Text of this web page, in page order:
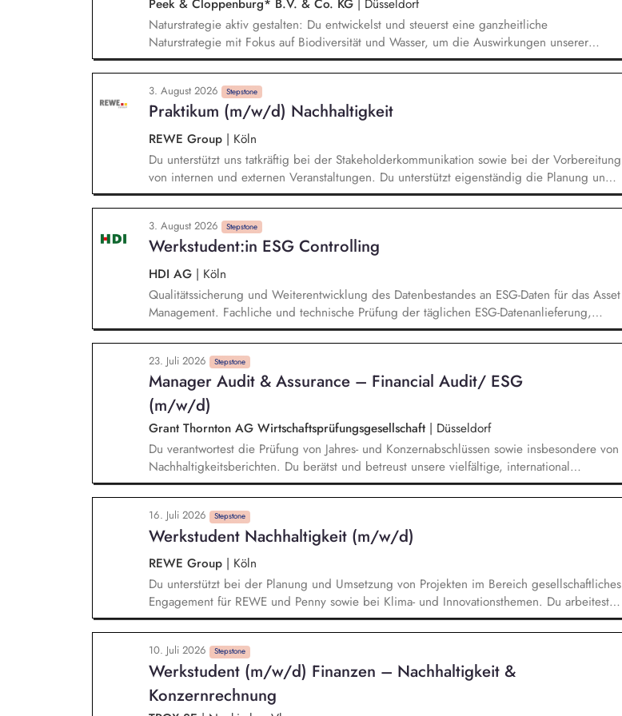
the implementation status of sustainability standards across the supply chain.
Peek & Cloppenburg* B.V. & Co. KG | Düsseldorf
Naturstrategie aktiv gestalten: Du entwickelst und steuerst eine ganzheitliche
Naturstrategie mit Fokus auf Biodiversität und Wasser, um die Auswirkungen unserer
Unternehmensgruppe auf natürliche Ökosysteme gezielt zu minimieren. Risiken und
Chancen analysieren: Du identifizierst sowie bewertest naturbezogene Auswirkungen,
Risiken und Abhängigkeiten entlang unserer gesamten Wertschöpfungskette und leitest
daraus wirksame Maßnahmen ab. Ziele und KPIs steuern: Du definierst klare Ziele,
Messgrößen und Maßnahmenpläne und setzt diese in enger Zusammenarbeit mit den
relevanten Fachbereichen erfolgreich um.
3. August 2026 Stepstone
Praktikum (m/w/d) Nachhaltigkeit
REWE Group | Köln
Du unterstützt uns tatkräftig bei der Stakeholderkommunikation sowie bei der Vorbereitung
von internen und externen Veranstaltungen. Du unterstützt eigenständig die Planung und
Durchführung von Projekten im Kontext Nachhaltigkeit. Bei der Mitarbeit im Rahmen der
Nachhaltigkeitsberichtserstattung. Mitwirkung bei der Planung und Durchführung von
Nachhaltigkeitsprojekten (z.B. durch die Erstellung von Präsentationen,
Projektdokumentationen und Analysen sowie durch die Vorbereitung und Begleitung
interner Termine).
3. August 2026 Stepstone
Werkstudent:in ESG Controlling
HDI AG | Köln
Qualitätssicherung und Weiterentwicklung des Datenbestandes an ESG-Daten für das Asset
Management. Fachliche und technische Prüfung der täglichen ESG-Datenanlieferung,
Analyse von Auffälligkeiten. Erstellung und Weiterentwicklung von Ausschlusslisten für die
Kapitalanlage anhand von ESG-Kriterien. Erstellung von Kunden-Reports auf Grundlage
von ESG-Daten. Unterstützung bei regulatorischen Meldungen im ESG-Umfeld. Analyse
und Research im ESG-Umfeld.
23. Juli 2026 Stepstone
Manager Audit & Assurance – Financial Audit/ ESG
(m/w/d)
Grant Thornton AG Wirtschaftsprüfungsgesellschaft | Düsseldorf
Du verantwortest die Prüfung von Jahres- und Konzernabschlüssen sowie insbesondere von
Nachhaltigkeitsberichten. Du berätst und betreust unsere vielfältige, international
ausgerichtete Mandantschaft bei der Implementierung von Prozessen und der Erstellung
von Nachhaltigkeitsberichten. Du verantwortest prüfungsnahe Beratungsprojekte mit dem
Schwerpunkt Nachhaltigkeit. Du bringst Dein Fachwissen in nationalen und internationalen
(GT-)Gremien ein.
16. Juli 2026 Stepstone
Werkstudent Nachhaltigkeit (m/w/d)
REWE Group | Köln
Du unterstützt bei der Planung und Umsetzung von Projekten im Bereich gesellschaftliches
Engagement für REWE und Penny sowie bei Klima- und Innovationsthemen. Du arbeitest
aktiv bei der internen und externen Kommunikation zu unseren Projekten mit. Du erstellst
Analysen, Präsentationen und Entscheidungsvorlagen und bringst deine Ideen in die
Weiterentwicklung unserer Nachhaltigkeitsaktivitäten ein. Du übernimmst
Eigenverantwortung für Teilprojekte und definierte Aufgabenbereiche sowie alltägliche
Aufgaben im Team.
10. Juli 2026 Stepstone
Werkstudent (m/w/d) Finanzen – Nachhaltigkeit &
Konzernrechnung